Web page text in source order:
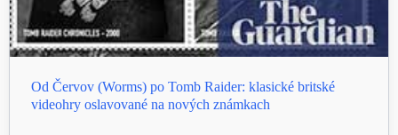
Od Červov (Worms) po Tomb Raider: klasické britské
videohry oslavované na nových známkach